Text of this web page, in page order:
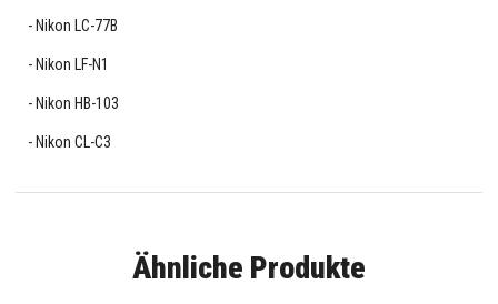
Nikon LC-77B
Nikon LF-N1
Nikon HB-103
Nikon CL-C3
Ähnliche Produkte